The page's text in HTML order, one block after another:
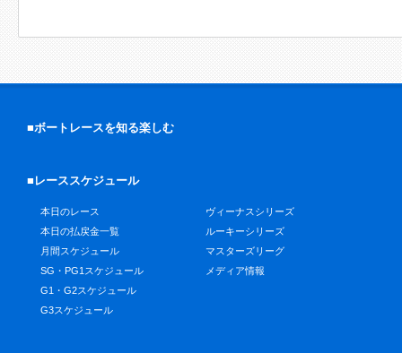
■ボートレースを知る楽しむ
■レーススケジュール
本日のレース
本日の払戻金一覧
月間スケジュール
SG・PG1スケジュール
G1・G2スケジュール
G3スケジュール
ヴィーナスシリーズ
ルーキーシリーズ
マスターズリーグ
メディア情報